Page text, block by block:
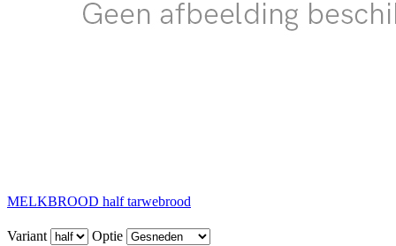
MELKBROOD half tarwebrood
Variant Optie